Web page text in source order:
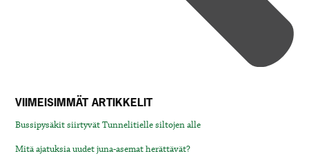
VIIMEISIMMÄT ARTIKKELIT
Bussipysäkit siirtyvät Tunnelitielle siltojen alle
Mitä ajatuksia uudet juna-asemat herättävät?